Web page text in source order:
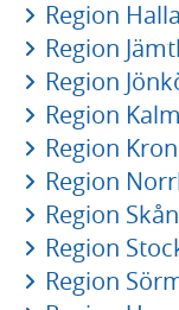
Region
Region
Region
Region
Region
Region
Region
Region
Region